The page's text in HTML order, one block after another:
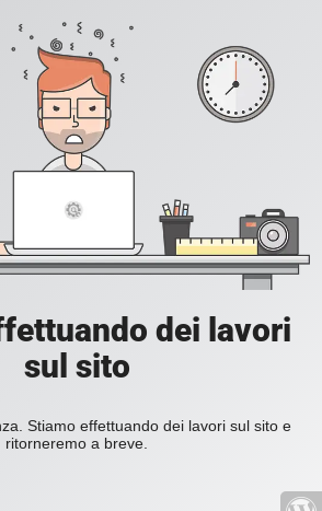
dei lavori
sul sito
Stiamo effettuando dei lavori sul sito e
ritorneremo a breve.